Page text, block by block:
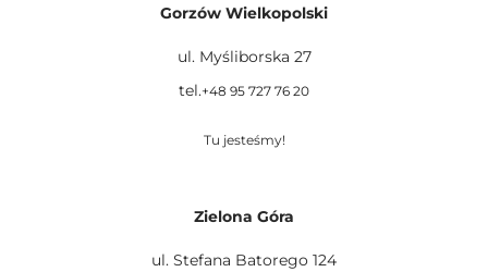
Gorzów Wielkopolski
ul. Myśliborska 27
tel.+48 95 727 76 20
Tu jesteśmy!
Zielona Góra
ul. Stefana Batorego 124